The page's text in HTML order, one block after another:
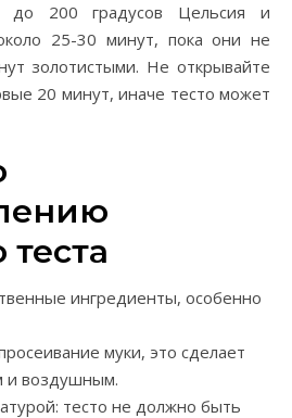
до 200 градусов Цельсия и
25-30 минут, пока они не
золотистыми. Не открывайте
20 минут, иначе тесто может
теста
ингредиенты, особенно
муки, это сделает
и воздушным.
тесто не должно быть